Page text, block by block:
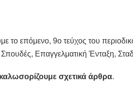
το επόμενο, 9o τεύχος του
Επαγγελματική Ένταξη,
καλωσορίζουμε σχετικά άρθρα.